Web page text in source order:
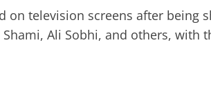
on television screens after
Ali Sobhi, and others, with